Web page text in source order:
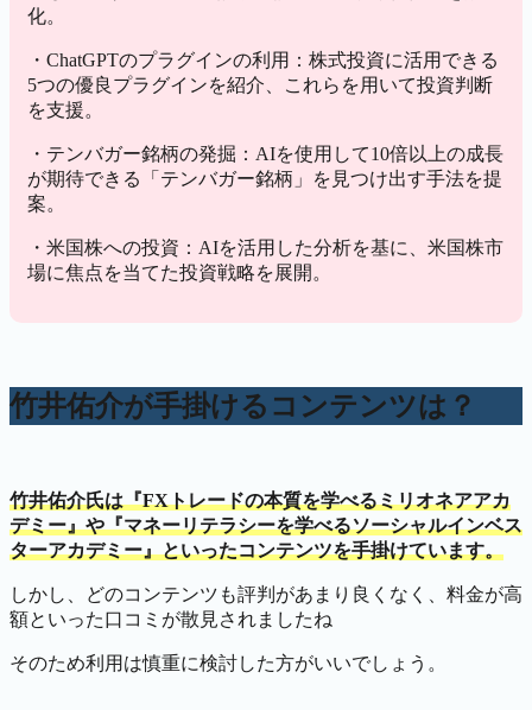
化。
・ChatGPTのプラグインの利用：株式投資に活用できる
5つの優良プラグインを紹介、これらを用いて投資判断
を支援。
・テンバガー銘柄の発掘：AIを使用して10倍以上の成長
が期待できる「テンバガー銘柄」を見つけ出す手法を提
案。
・米国株への投資：AIを活用した分析を基に、米国株市
場に焦点を当てた投資戦略を展開。
竹井佑介が手掛けるコンテンツは？
竹井佑介氏は『FXトレードの本質を学べるミリオネアアカ
デミー』や『マネーリテラシーを学べるソーシャルインベス
ターアカデミー』といったコンテンツを手掛けています。
しかし、どのコンテンツも評判があまり良くなく、料金が高
額といった口コミが散見されましたね
そのため利用は慎重に検討した方がいいでしょう。